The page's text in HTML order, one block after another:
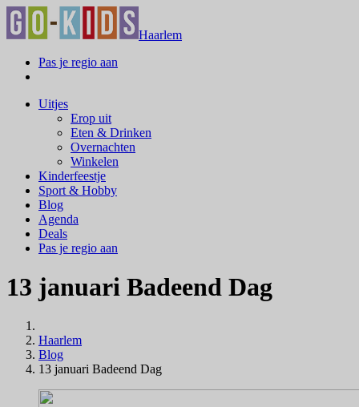
Haarlem
Pas je regio aan
Uitjes
Erop uit
Eten & Drinken
Overnachten
Winkelen
Kinderfeestje
Sport & Hobby
Blog
Agenda
Deals
Pas je regio aan
13 januari Badeend Dag
Haarlem
Blog
13 januari Badeend Dag